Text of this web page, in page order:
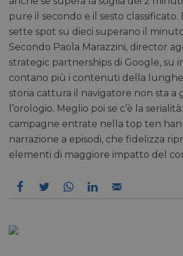
pure il secondo e il sesto classificato.
sette spot su dieci superano il
Secondo Paola Marazzini, director
strategic partnerships di Google, su
contano più i contenuti della
storia cattura il navigatore non sta a
l’orologio. Meglio poi se c’è la
campagne entrate nella top ten
narrazione a episodi, che fidelizza
elementi di maggiore impatto del